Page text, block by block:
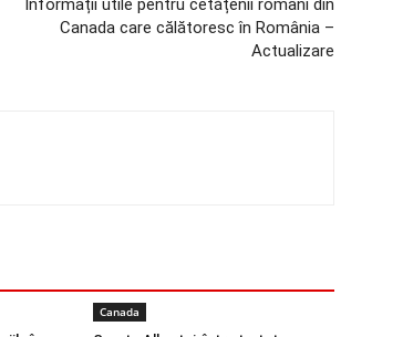
Informații utile pentru cetățenii români din
Canada care călătoresc în România –
Actualizare
Canada